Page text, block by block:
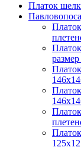
Платок